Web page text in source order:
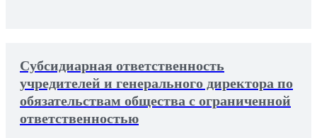
Субсидиарная ответственность
учредителей и генерального директора по
обязательствам общества с ограниченной
ответственностью